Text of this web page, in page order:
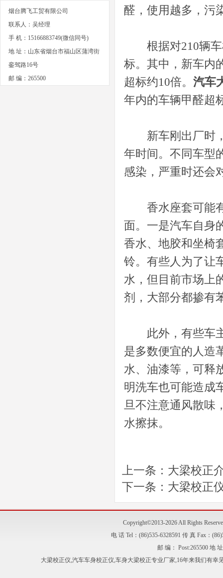
烟台腾飞工贸有限公司
联系人：吴经理
手 机：15166883749(微信同号)
地 址：山东省烟台市福山区蒲湾街
銮驾路16号
邮 编：265500
醛，使用越多，污
根据对210辆车
标。其中，新车内
超标约10倍。 汽车
年内的车辆甲醛超
新车刚出厂时，
年时间。不同车型
感染，严重时还会
香水座套可能有
面。一是汽车自身
香水、地胶和坐椅
铃。有些人为了让
水，但目前市场上
剂，大部分都掺有
此外，有些车主
是多数便宜的人造
水、油漆等，可释
明洗车也可能造成
旦不注意通风散味
水擦抹。
上一条： 大梁校正
下一条： 大梁校正
Copyright©2013-2026 All Rights
电 话 Tel：(86)535-6328591 传 真 Fax：
邮 编： Post:265500 地
大梁校正仪,汽车车身校正仪,车身大梁校正专业厂家,16年来我们有幸